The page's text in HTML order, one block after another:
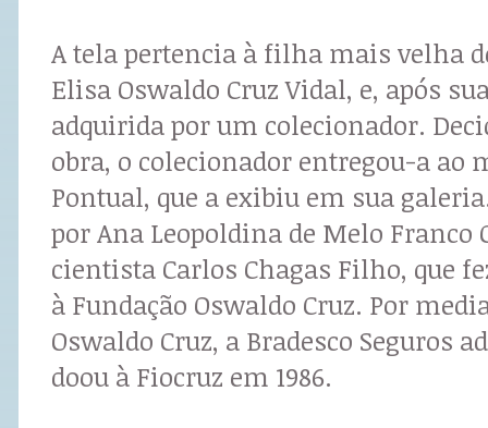
A tela pertencia à filha mais velha
Elisa Oswaldo Cruz Vidal, e, após
adquirida por um colecionador.
obra, o colecionador entregou-a ao
Pontual, que a exibiu em sua
por Ana Leopoldina de Melo Franco
cientista Carlos Chagas Filho, que
à Fundação Oswaldo Cruz. Por
Oswaldo Cruz, a Bradesco Seguros
doou à Fiocruz em 1986.